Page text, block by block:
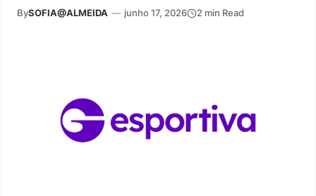
BySOFIA@ALMEIDA — junho 17, 2026 2 min Read